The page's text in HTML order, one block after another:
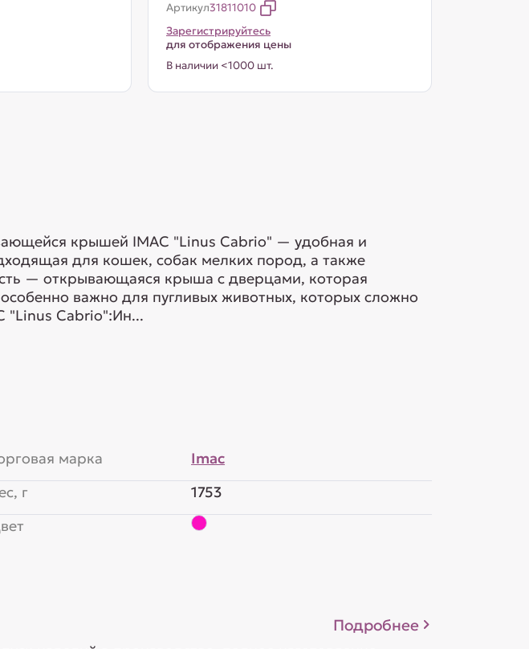
Артикул31811010
Зарегистрируйтесь
для отображения цены
В наличии <1000 шт.
крышей IMAC "Linus Cabrio" — удобная и
для кошек, собак мелких пород, а также
— открывающаяся крыша с дверцами, которая
важно для пугливых животных, которых сложно
"Linus Cabrio":Ин...
марка
Imac
г
1753
Подробнее